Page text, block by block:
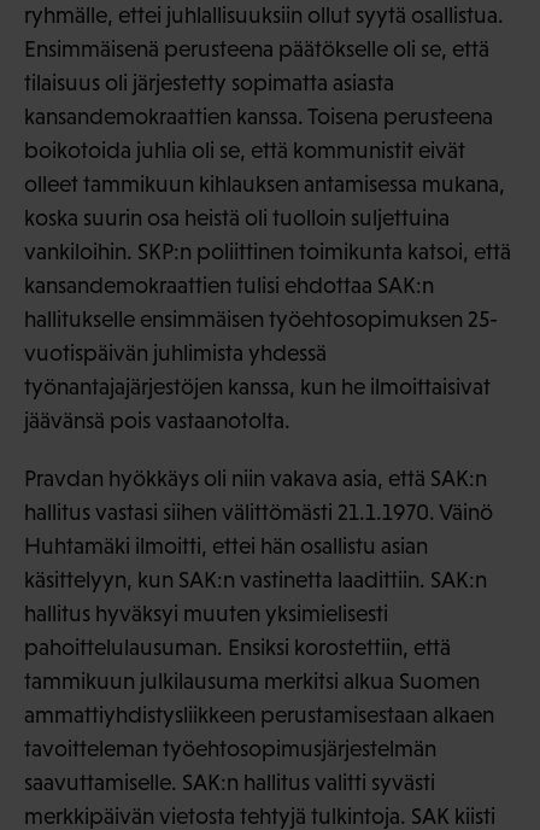
ryhmälle, ettei juhlallisuuksiin ollut syytä osallistua.
Ensimmäisenä perusteena päätökselle oli se, että
tilaisuus oli järjestetty sopimatta asiasta
kansandemokraattien kanssa. Toisena perusteena
boikotoida juhlia oli se, että kommunistit eivät
olleet tammikuun kihlauksen antamisessa mukana,
koska suurin osa heistä oli tuolloin suljettuina
vankiloihin. SKP:n poliittinen toimikunta katsoi, että
kansandemokraattien tulisi ehdottaa SAK:n
hallitukselle ensimmäisen työehtosopimuksen 25-
vuotispäivän juhlimista yhdessä
työnantajajärjestöjen kanssa, kun he ilmoittaisivat
jäävänsä pois vastaanotolta.
Pravdan hyökkäys oli niin vakava asia, että SAK:n
hallitus vastasi siihen välittömästi 21.1.1970. Väinö
Huhtamäki ilmoitti, ettei hän osallistu asian
käsittelyyn, kun SAK:n vastinetta laadittiin. SAK:n
hallitus hyväksyi muuten yksimielisesti
pahoittelulausuman. Ensiksi korostettiin, että
tammikuun julkilausuma merkitsi alkua Suomen
ammattiyhdistysliikkeen perustamisestaan alkaen
tavoitteleman työehtosopimusjärjestelmän
saavuttamiselle. SAK:n hallitus valitti syvästi
merkkipäivän vietosta tehtyjä tulkintoja. SAK kiisti